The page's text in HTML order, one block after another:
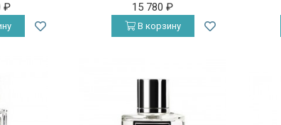
₽ 15 780₽
В корзину